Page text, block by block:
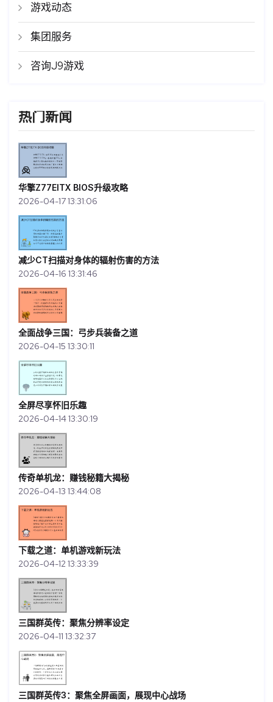
游戏动态
集团服务
咨询J9游戏
热门新闻
华擎Z77EITX BIOS升级攻略
2026-04-17 13:31:06
减少CT扫描对身体的辐射伤害的方法
2026-04-16 13:31:46
全面战争三国：弓步兵装备之道
2026-04-15 13:30:11
全屏尽享怀旧乐趣
2026-04-14 13:30:19
传奇单机龙：赚钱秘籍大揭秘
2026-04-13 13:44:08
下载之道：单机游戏新玩法
2026-04-12 13:33:39
三国群英传：聚焦分辨率设定
2026-04-11 13:32:37
三国群英传3：聚焦全屏画面，展现中心战场